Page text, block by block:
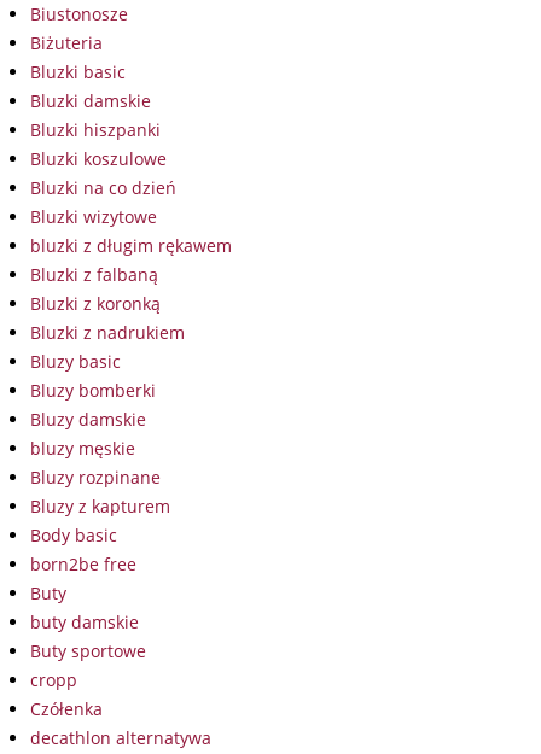
Biustonosze
Biżuteria
Bluzki basic
Bluzki damskie
Bluzki hiszpanki
Bluzki koszulowe
Bluzki na co dzień
Bluzki wizytowe
bluzki z długim rękawem
Bluzki z falbaną
Bluzki z koronką
Bluzki z nadrukiem
Bluzy basic
Bluzy bomberki
Bluzy damskie
bluzy męskie
Bluzy rozpinane
Bluzy z kapturem
Body basic
born2be free
Buty
buty damskie
Buty sportowe
cropp
Czółenka
decathlon alternatywa